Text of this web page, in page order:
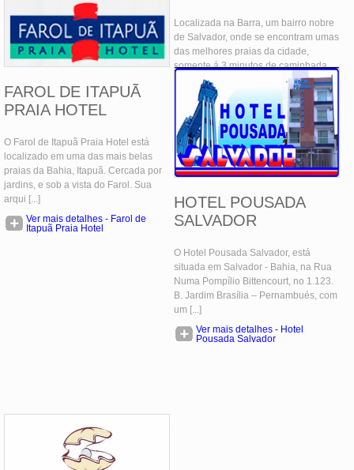
FAROL DE ITAPUÃ
PRAIA HOTEL
O Farol de Itapuã Praia Hotel está
localizado em uma das mais belas
praias da Bahia, Itapuã. Cercada por
jardins, e sob a vista do Farol. Sua
arqui [...]
Ver mais detalhes - Farol de
Itapuã Praia Hotel
Localizada na Barra, um bairro nobre
de Salvador, onde se encontram umas
das melhores praias da cidade,
somente á 3 minutos de caminhada
até a prime [...]
Ver mais detalhes - Hotel
Pousada Papaya Verde
HOTEL POUSADA
SALVADOR
O Hotel Pousada Salvador, está
situada em Salvador - Bahia, na Rua
Numa Pompílio Bittencourt, no 1.123.
B. Jardim Brasília – Pernambués, com
um [...]
Ver mais detalhes - Hotel
Pousada Salvador